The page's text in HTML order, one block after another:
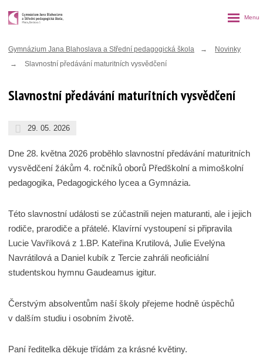
Gymnázium Jana Blahoslava a Střední pedagogická škola
Novinky
Slavnostní předávání maturitních vysvědčení
Slavnostní předávání maturitních vysvědčení
29. 05. 2026
Dne 28. května 2026 proběhlo slavnostní předávání maturitních
vysvědčení žákům 4. ročníků oborů Předškolní a mimoškolní
pedagogika, Pedagogického lycea a Gymnázia.
Této slavnostní události se zúčastnili nejen maturanti, ale i jejich
rodiče, prarodiče a přátelé. Klavírní vystoupení si připravila
Lucie Vavříková z 1.BP. Kateřina Krutilová, Julie Evelýna
Navrátilová a Daniel kubík z Tercie zahráli neoficiální
studentskou hymnu Gaudeamus igitur.
Čerstvým absolventům naší školy přejeme hodně úspěchů
v dalším studiu i osobním životě.
Paní ředitelka děkuje třídám za krásné květiny.